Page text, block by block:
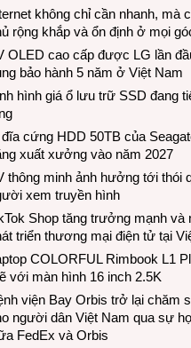
không chỉ cần nhanh, mà
rộng khắp và ổn định ở mọi
OLED cao cấp được LG lần
bảo hành 5 năm ở Việt Nam
hình giá ổ lưu trữ SSD đang
cứng HDD 50TB của
xuất xưởng vào năm 2027
thông minh ảnh hưởng tới thói
xem truyền hình
Shop tăng trưởng mạnh và
triển thương mại điện tử tại
COLORFUL Rimbook L1
với màn hình 16 inch 2.5K
viện Bay Orbis trở lại chăm
người dân Việt Nam qua sự
FedEx và Orbis